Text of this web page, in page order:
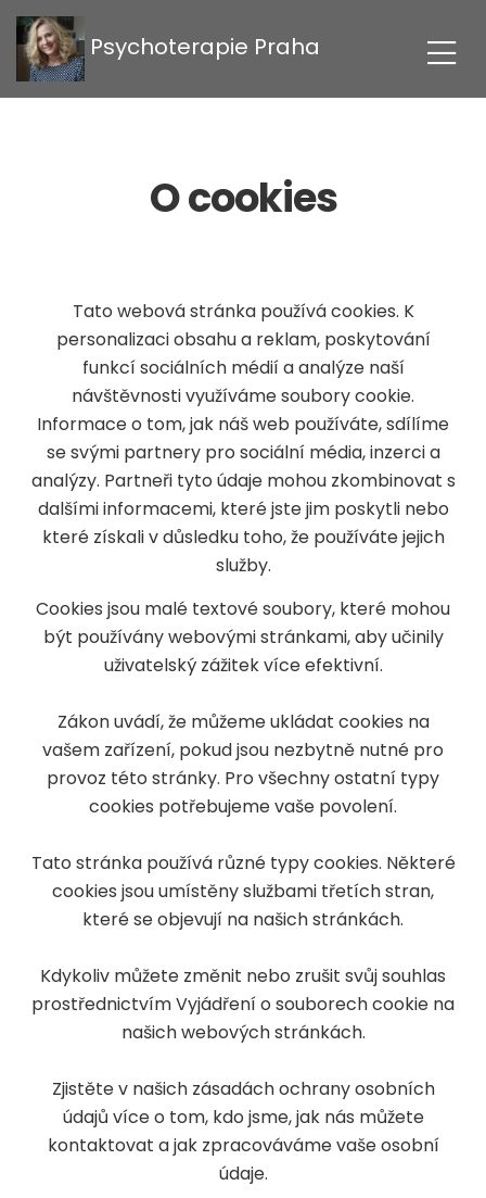
Psychoterapie Praha
O cookies
Tato webová stránka používá cookies. K
personalizaci obsahu a reklam, poskytování
funkcí sociálních médií a analýze naší
návštěvnosti využíváme soubory cookie.
Informace o tom, jak náš web používáte, sdílíme
se svými partnery pro sociální média, inzerci a
analýzy. Partneři tyto údaje mohou zkombinovat s
dalšími informacemi, které jste jim poskytli nebo
které získali v důsledku toho, že používáte jejich
služby.
Cookies jsou malé textové soubory, které mohou
být používány webovými stránkami, aby učinily
uživatelský zážitek více efektivní.
Zákon uvádí, že můžeme ukládat cookies na
vašem zařízení, pokud jsou nezbytně nutné pro
provoz této stránky. Pro všechny ostatní typy
cookies potřebujeme vaše povolení.
Tato stránka používá různé typy cookies. Některé
cookies jsou umístěny službami třetích stran,
které se objevují na našich stránkách.
Kdykoliv můžete změnit nebo zrušit svůj souhlas
prostřednictvím Vyjádření o souborech cookie na
našich webových stránkách.
Zjistěte v našich zásadách ochrany osobních
údajů více o tom, kdo jsme, jak nás můžete
kontaktovat a jak zpracováváme vaše osobní
údaje.